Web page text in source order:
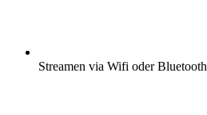
Streamen via Wifi oder Bluetooth